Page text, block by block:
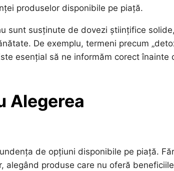
produselor disponibile pe piață.
sunt susținute de dovezi științifice solide,
De exemplu, termeni precum
esențial să ne informăm corect înainte
Alegerea
de opțiuni disponibile pe piață.
alegând produse care nu oferă beneficiile